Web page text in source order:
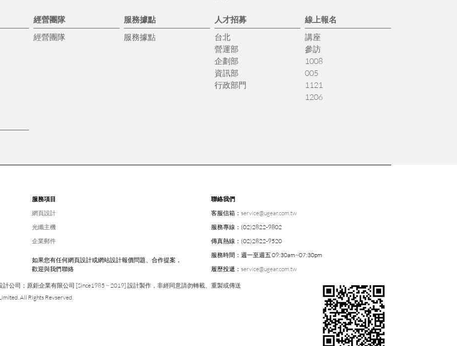
經營團隊
經營團隊
服務據點
服務據點
人才招募
台北
營運部
企劃部
資訊部
行政部門
線上報名
講座
參訪
1008
005
1121
1206
服務項目
網頁設計
光纖主機
企業郵件
如果您有任何網頁設計或網站設計報價問題、合作提案，
歡迎與我們聯絡
聯絡我們
客服信箱：service@ugear.com.tw
服務專線： (02)2822-9802
傳真熱線： (02)2822-9520
服務時間：週一至週五 09:30am~07:30pm
履歷投遞：service@ugear.com.tw
公司；原鉅企業有限公司 [Since1985 ~ 2019] 設計製作，非經同意請勿轉載、重製或傳送
All Rights Revserved.